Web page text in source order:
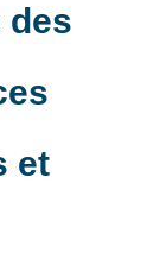
des
et